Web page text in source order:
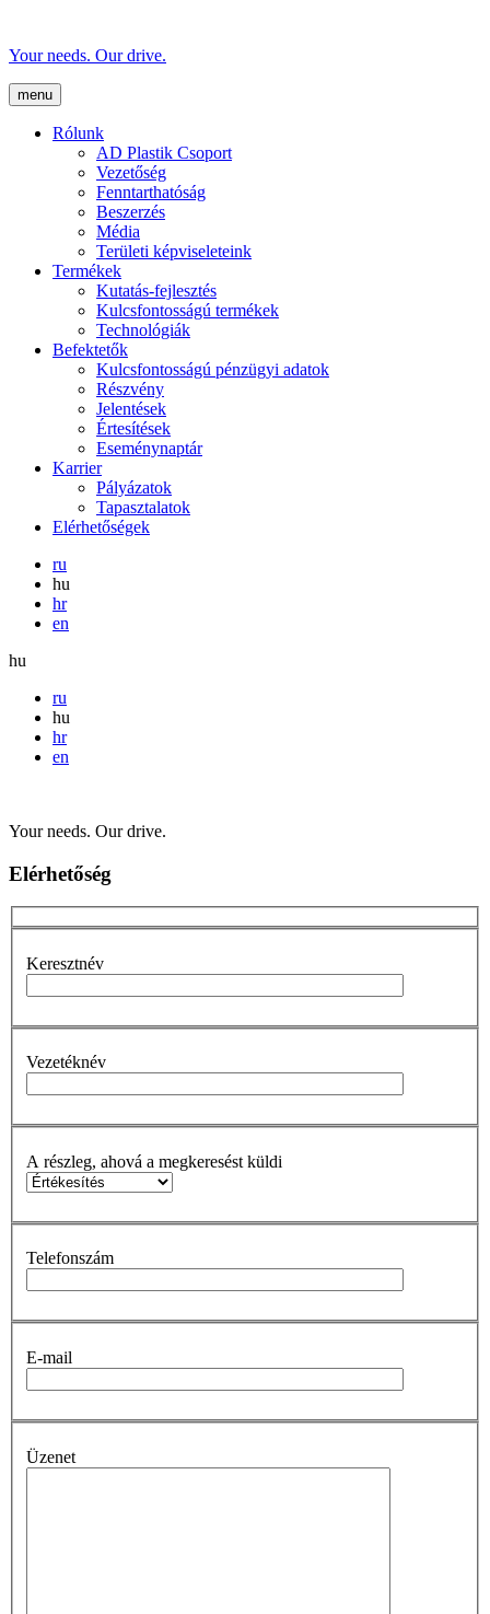
Your needs. Our drive.
menu
Rólunk
AD Plastik Csoport
Vezetőség
Fenntarthatóság
Beszerzés
Média
Területi képviseleteink
Termékek
Kutatás-fejlesztés
Kulcsfontosságú termékek
Technológiák
Befektetők
Kulcsfontosságú pénzügyi adatok
Részvény
Jelentések
Értesítések
Eseménynaptár
Karrier
Pályázatok
Tapasztalatok
Elérhetőségek
ru
hu
hr
en
hu
ru
hu
hr
en
Your needs. Our drive.
Elérhetőség
Keresztnév
Vezetéknév
A részleg, ahová a megkeresést küldi
Telefonszám
E-mail
Üzenet